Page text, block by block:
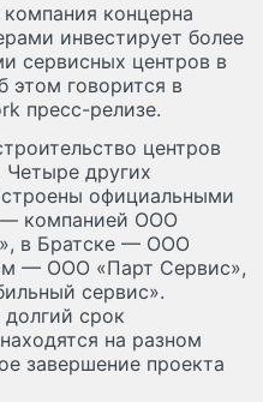
концерна
инвестирует более
сервисных центров в
этом говорится в
пресс-релизе.
центров
других
официальными
— компанией ООО
в Братске — ООО
— ООО «Парт Сервис»,
сервис».
срок
на разном
завершение проекта